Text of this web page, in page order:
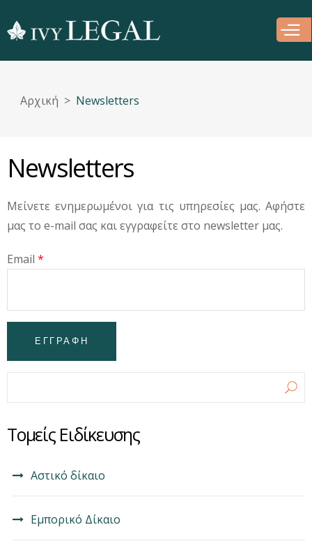
προς το
Αρχική Newsletters
Newsletters
Μείνετε ενημερωμένοι για τις υπηρεσίες μας. Αφήστε
μας το e-mail σας και εγγραφείτε στο newsletter μας.
Email *
Τομείς Ειδίκευσης
Αστικό δίκαιο
Εμπορικό Δίκαιο